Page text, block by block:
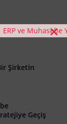
Katacak
Şirketin
Geçiş